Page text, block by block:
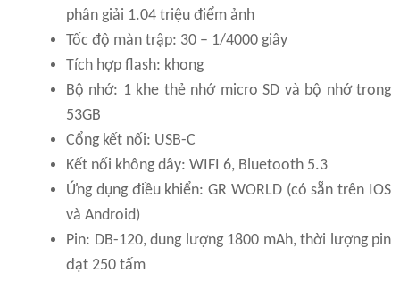
phân giải 1.04 triệu điểm ảnh
Tốc độ màn trập: 30 – 1/4000 giây
Tích hợp flash: khong
Bộ nhớ: 1 khe thẻ nhớ micro SD và bộ nhớ trong
53GB
Cổng kết nối: USB-C
Kết nối không dây: WIFI 6, Bluetooth 5.3
Ứng dụng điều khiển: GR WORLD (có sẵn trên IOS
và Android)
Pin: DB-120, dung lượng 1800 mAh, thời lượng pin
đạt 250 tấm